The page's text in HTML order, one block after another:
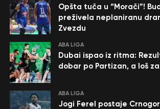
Opšta tuča u “Morači”!
preživela neplaniranu
Zvezdu
ABA LIGA
Dubai ispao iz ritma:
dobar po Partizan, a loš
ABA LIGA
Jogi Ferel postaje